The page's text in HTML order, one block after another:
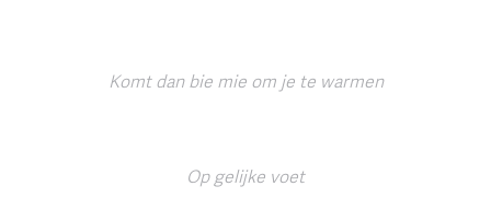
Komt dan bie mie om je te warmen
Op gelijke voet